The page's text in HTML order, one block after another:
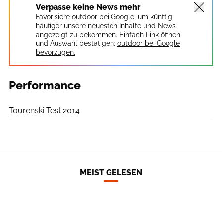
Verpasse keine News mehr
Favorisiere outdoor bei Google, um künftig
häufiger unsere neuesten Inhalte und News
angezeigt zu bekommen. Einfach Link öffnen
und Auswahl bestätigen: outdoor bei Google
bevorzugen.
Performance
Tourenski Test 2014
MEIST GELESEN